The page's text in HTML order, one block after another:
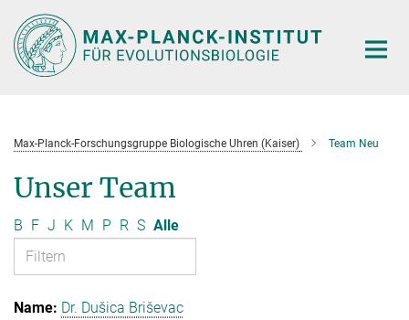
Hauptinhalt
Max-Planck-Forschungsgruppe Biologische Uhren (Kaiser) Team Neu
Unser Team
B F J K M P R S Alle
Dr. Dušica Briševac